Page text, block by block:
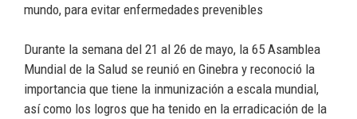
mundo, para evitar enfermedades prevenibles
Durante la semana del 21 al 26 de mayo, la 65 Asamblea
Mundial de la Salud se reunió en Ginebra y reconoció la
importancia que tiene la inmunización a escala mundial,
así como los logros que ha tenido en la erradicación de la